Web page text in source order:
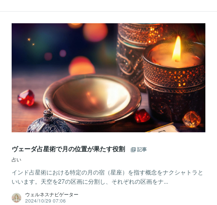
ヴェーダ占星術で月の位置が果たす役割
記事
占い
インド占星術における特定の月の宿（星座）を指す概念をナクシャトラと
いいます。天空を27の区画に分割し、それぞれの区画をナ...
ウェルネスナビゲーター
2024/10/29 07:06